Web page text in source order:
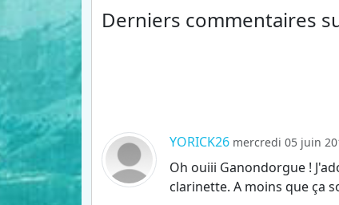
Derniers commentaires
YORICK26 mercredi 05 juin
Oh ouiii Ganondorgue !
clarinette. A moins que ça